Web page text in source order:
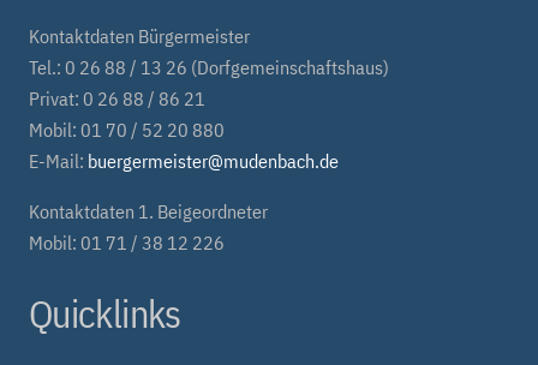
Kontaktdaten Bürgermeister
Tel.: 0 26 88 / 13 26 (Dorfgemeinschaftshaus)
Privat: 0 26 88 / 86 21
Mobil: 01 70 / 52 20 880
E-Mail: buergermeister@mudenbach.de
Kontaktdaten 1. Beigeordneter
Mobil: 01 71 / 38 12 226
Quicklinks